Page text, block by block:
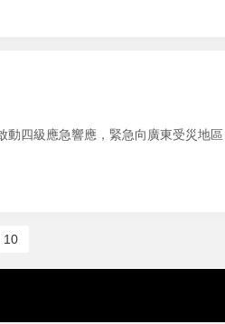
動四級應急響應，緊急向廣東受災地區
10